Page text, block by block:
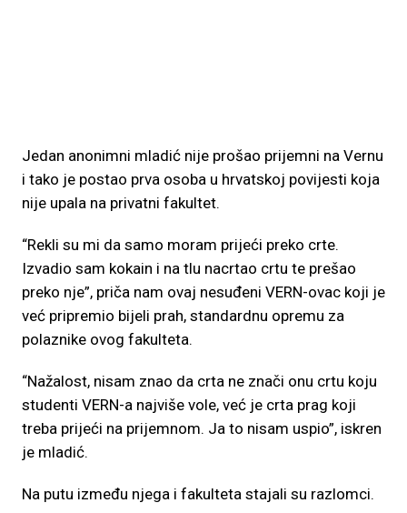
Jedan anonimni mladić nije prošao prijemni na Vernu
i tako je postao prva osoba u hrvatskoj povijesti koja
nije upala na privatni fakultet.
“Rekli su mi da samo moram prijeći preko crte.
Izvadio sam kokain i na tlu nacrtao crtu te prešao
preko nje”, priča nam ovaj nesuđeni VERN-ovac koji je
već pripremio bijeli prah, standardnu opremu za
polaznike ovog fakulteta.
“Nažalost, nisam znao da crta ne znači onu crtu koju
studenti VERN-a najviše vole, već je crta prag koji
treba prijeći na prijemnom. Ja to nisam uspio”, iskren
je mladić.
Na putu između njega i fakulteta stajali su razlomci.